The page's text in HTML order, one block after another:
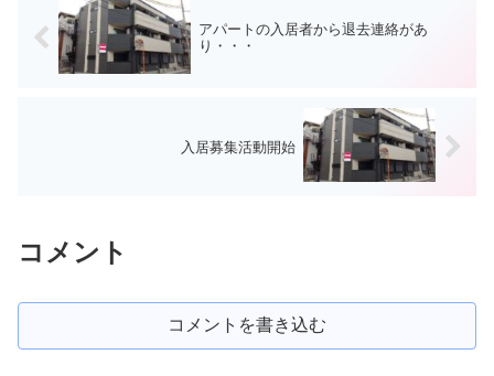
アパートの入居者から退去連絡があ
り・・・
入居募集活動開始
コメント
コメントを書き込む